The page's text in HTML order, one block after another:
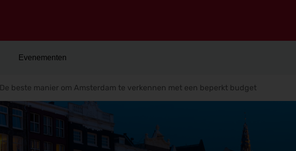
Evenementen
De beste manier om Amsterdam te verkennen met een beperkt budget